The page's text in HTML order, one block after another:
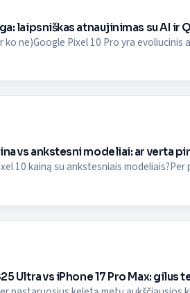
laipsniškas atnaujinimas su AI ir
ko ne)Google Pixel 10 Pro yra evoliucinis
vs ankstesni modeliai: ar verta
10 kainą su ankstesniais
Ultra vs iPhone 17 Pro Max: